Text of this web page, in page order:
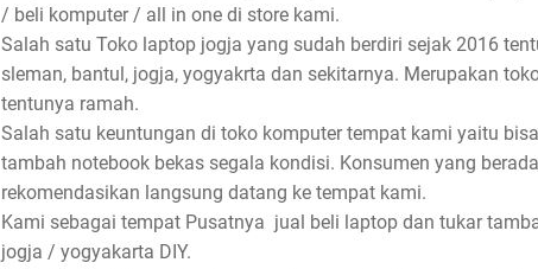
/ beli komputer / all in one di store kami.
Salah satu Toko laptop jogja yang sudah berdiri sejak 2016
sleman, bantul, jogja, yogyakrta dan sekitarnya. Merupakan
tentunya ramah.
Salah satu keuntungan di toko komputer tempat kami yaitu
tambah notebook bekas segala kondisi. Konsumen yang
rekomendasikan langsung datang ke tempat kami.
Kami sebagai tempat Pusatnya jual beli laptop dan tukar
jogja / yogyakarta DIY.